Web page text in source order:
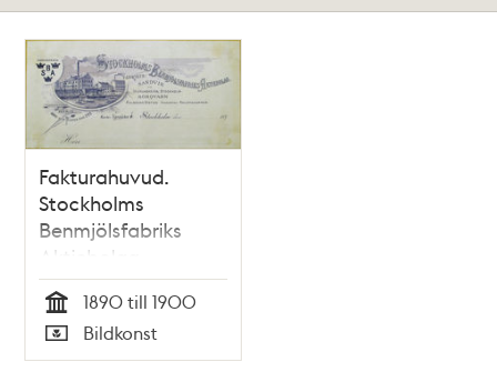
Fakturahuvud.
Stockholms
Benmjölsfabriks
Aktiebolag
Tid
1890 till 1900
Typ
Bildkonst